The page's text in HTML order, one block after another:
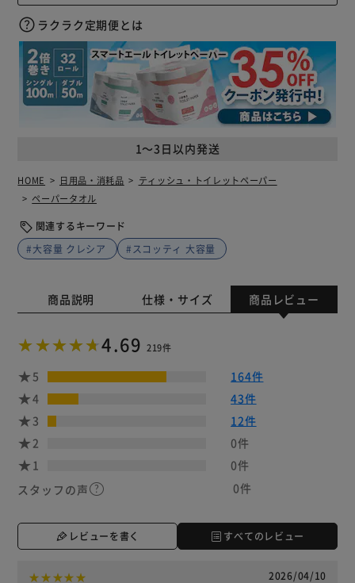
1～3日以内発送
ラクラク定期便とは
HOME 日用品・消耗品
ティッシュ・トイレットペーパー
ペーパータオル
関連するキーワード
#大容量 クレシア
#スコッティ 大容量
商品説明 仕様・サイズ 商品レビュー
4.69 219件
5
164件
4
43件
3
12件
2
0件
1
0件
スタッフの声
0件
レビューを書く すべてのレビュー
2026/04/10